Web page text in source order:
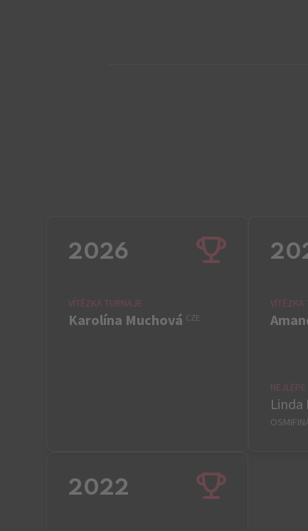
2026
VÍTĚZKA TURNAJE
Karolína Muchová CZE
VÍTĚZKA
Linda
2022